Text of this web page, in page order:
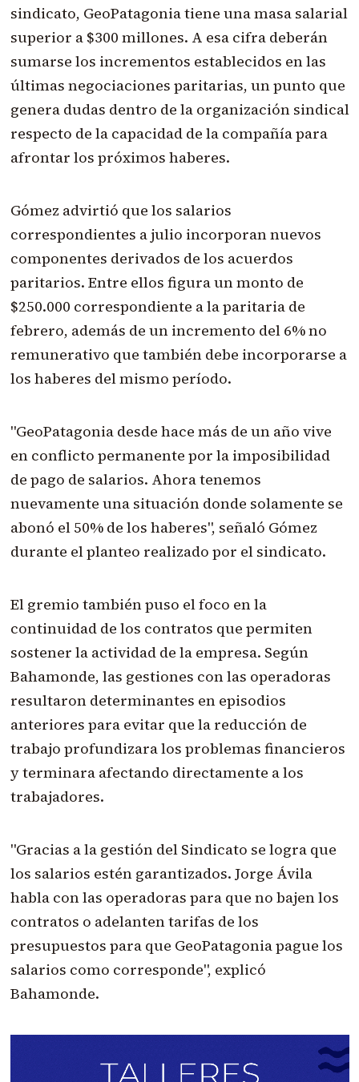
sindicato, GeoPatagonia tiene una masa salarial
superior a $300 millones. A esa cifra deberán
sumarse los incrementos establecidos en las
últimas negociaciones paritarias, un punto que
genera dudas dentro de la organización sindical
respecto de la capacidad de la compañía para
afrontar los próximos haberes.
Gómez advirtió que los salarios
correspondientes a julio incorporan nuevos
componentes derivados de los acuerdos
paritarios. Entre ellos figura un monto de
$250.000 correspondiente a la paritaria de
febrero, además de un incremento del 6% no
remunerativo que también debe incorporarse a
los haberes del mismo período.
"GeoPatagonia desde hace más de un año vive
en conflicto permanente por la imposibilidad
de pago de salarios. Ahora tenemos
nuevamente una situación donde solamente se
abonó el 50% de los haberes", señaló Gómez
durante el planteo realizado por el sindicato.
El gremio también puso el foco en la
continuidad de los contratos que permiten
sostener la actividad de la empresa. Según
Bahamonde, las gestiones con las operadoras
resultaron determinantes en episodios
anteriores para evitar que la reducción de
trabajo profundizara los problemas financieros
y terminara afectando directamente a los
trabajadores.
"Gracias a la gestión del Sindicato se logra que
los salarios estén garantizados. Jorge Ávila
habla con las operadoras para que no bajen los
contratos o adelanten tarifas de los
presupuestos para que GeoPatagonia pague los
salarios como corresponde", explicó
Bahamonde.